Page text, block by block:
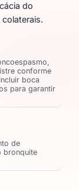
do
conforme
boca
para garantir
de
bronquite